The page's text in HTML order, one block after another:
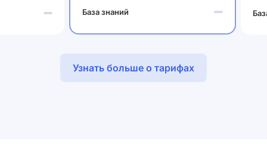
База знаний
Узнать больше о тарифах